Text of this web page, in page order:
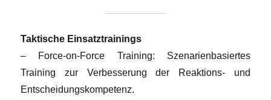
Taktische Einsatztrainings
– Force-on-Force Training: Szenarienbasiertes
Training zur Verbesserung der Reaktions- und
Entscheidungskompetenz.